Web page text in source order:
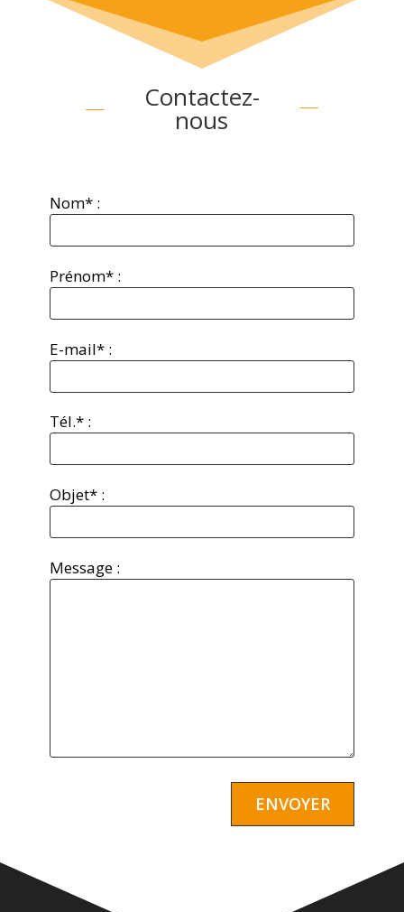
Contactez-
nous
Nom* :
Prénom* :
E-mail* :
Tél.* :
Objet* :
Message :